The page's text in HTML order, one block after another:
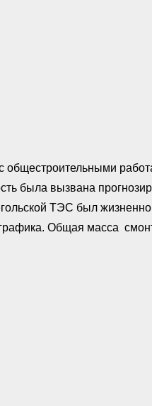
общестроительными
была вызвана
ТЭС был
Общая масса